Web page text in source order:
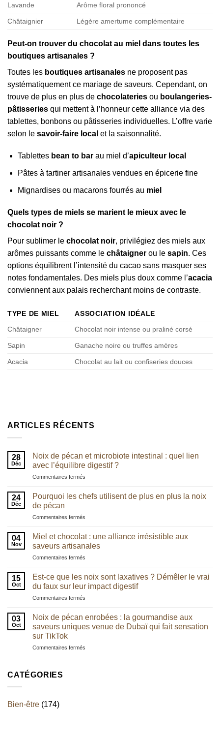
Lavande Arôme floral prononcé
Châtaignier Légère amertume complémentaire
Peut-on trouver du chocolat au miel dans toutes les
boutiques artisanales ?
Toutes les boutiques artisanales ne proposent pas
systématiquement ce mariage de saveurs. Cependant, on
trouve de plus en plus de chocolateries ou boulangeries-
pâtisseries qui mettent à l’honneur cette alliance via des
tablettes, bonbons ou pâtisseries individuelles. L’offre varie
selon le savoir-faire local et la saisonnalité.
Tablettes bean to barau miel d’apiculteur local
Pâtes à tartiner artisanales vendues en épicerie fine
Mignardises ou macarons fourrés au miel
Quels types de miels se marient le mieux avec le
chocolat noir ?
Pour sublimer le chocolat noir, privilégiez des miels aux
arômes puissants comme le châtaigner ou le sapin. Ces
options équilibrent l’intensité du cacao sans masquer ses
notes fondamentales. Des miels plus doux comme l’acacia
conviennent aux palais recherchant moins de contraste.
TYPE DE MIEL
ASSOCIATION IDÉALE
Châtaigner
Chocolat noir intense ou praliné corsé
Sapin Ganache noire ou truffes amères
Acacia Chocolat au lait ou confiseries douces
ARTICLES RÉCENTS
28
Déc
Noix de pécan et microbiote intestinal : quel lien
avec l’équilibre digestif ?
Commentaires fermés
:
quel
digestif
?
24
Déc
Pourquoi les chefs utilisent de plus en plus la noix
de pécan
Commentaires fermés
les
chefs
utilisent
en
plus
pécan
04
Nov
Miel et chocolat : une alliance irrésistible aux
saveurs artisanales
Commentaires fermés
chocolat
irrésistible
aux
15
Oct
Est-ce que les noix sont laxatives ? Démêler le vrai
du faux sur leur impact digestif
Commentaires fermés
les
03
Oct
Noix de pécan enrobées : la gourmandise aux
saveurs uniques venue de Dubaï qui fait sensation
sur TikTok
Commentaires fermés
CATÉGORIES
Bien-être (174)